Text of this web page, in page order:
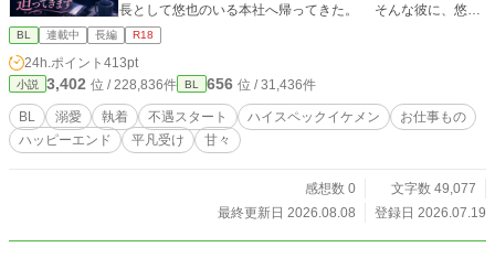
長として悠也のいる本社へ帰ってきた。 そんな彼に、悠也
は新しいノートパソコンを届けに行った。 それをきっかけ
に、なぜか瀬名から悠也への猛アプローチがはじまった。
しかも、二人分の手作り弁当まで持って。 社内中の憧れで
あるハイスペのイケメンが、なぜ自分なんかにーーと悠也は
困惑する。 それでも、優しくも真っ直ぐな瀬名の想いに、
心は少しずつ解きほぐされてゆく。 けれど、高校時代に負
った心の傷が、恋愛に恐怖を抱かせる。 だからどうして
な陰キャと、営業部の絶対的エースの少しじれったいオフィ
BL 連載中 長編 R18
24h.ポイント 413pt
小説 3,402 位 / 228,836件 BL 656 位 / 31,436件
BL 溺愛 執着 不遇スタート ハイスペックイケメン
お仕事もの
ハッピーエンド
平凡受け 甘々
感想数 0
文字数 49,077
最終更新日 2026.08.08
登録日 2026.07.19